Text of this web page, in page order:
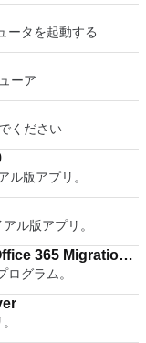
for those of you
the leap over to
you'll get to try out
sandboxed
the OS natively.
Microsofts OS,
Ubuntu, Red Hat,
Overall,
strong reliability,
out from the
you do get what
ータを起動する
ーア
ください
ル版アプリ。
ル版アプリ。
365 Migration
グラム。